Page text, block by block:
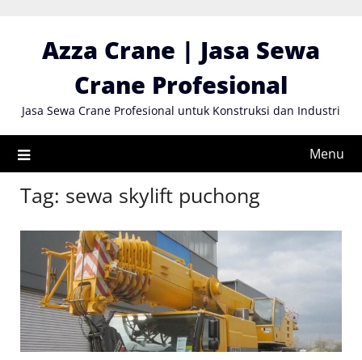
contentAzza Crane | Jasa Sewa
Crane Profesional
Jasa Sewa Crane Profesional untuk Konstruksi dan Industri
Menu
Tag: sewa skylift puchong